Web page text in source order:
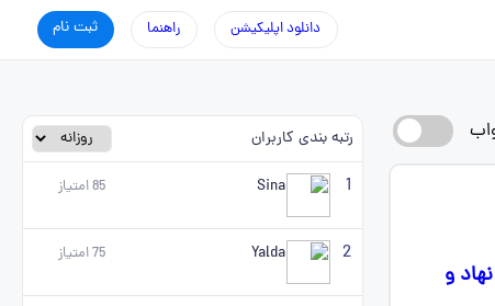
ثبت نام راهنما دانلود اپلیکیشن
و
رتبه بندی کاربران
1
Sina
85امتیاز
2
Yalda
75امتیاز